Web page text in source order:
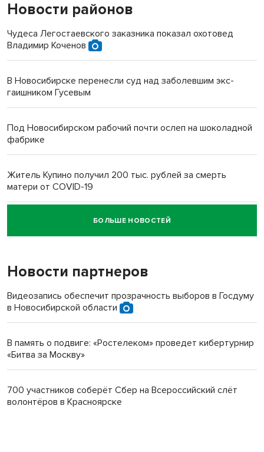
Новости районов
Чудеса Легостаевского заказника показал охотовед
Владимир Коченов
В Новосибирске перенесли суд над заболевшим экс-
гаишником Гусевым
Под Новосибирском рабочий почти ослеп на шоколадной
фабрике
Житель Купино получил 200 тыс. рублей за смерть
матери от COVID-19
Новосибирский суд наказал водителя за смерть
пенсионерки на вокзале
БОЛЬШЕ НОВОСТЕЙ
Новости партнеров
Видеозапись обеспечит прозрачность выборов в Госдуму
в Новосибирской области
В память о подвиге: «Ростелеком» проведет кибертурнир
«Битва за Москву»
700 участников соберёт Сбер на Всероссийский слёт
волонтёров в Красноярске